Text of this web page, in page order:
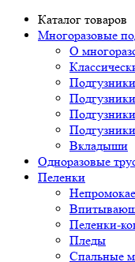
Каталог товаров
Многоразовые
О
Вкладыши
Одноразовые
Пеленки
Пеленки-
Пледы
Спальные